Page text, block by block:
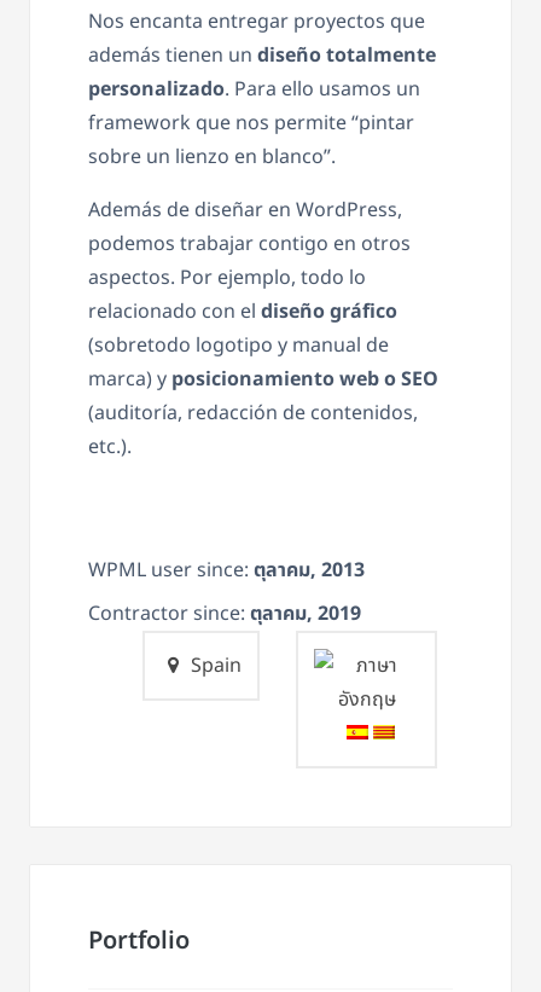
Nos encanta entregar proyectos que
además tienen un diseño totalmente
personalizado. Para ello usamos un
framework que nos permite “pintar
sobre un lienzo en blanco”.
Además de diseñar en WordPress,
podemos trabajar contigo en otros
aspectos. Por ejemplo, todo lo
relacionado con el diseño gráfico
(sobretodo logotipo y manual de
marca) y posicionamiento web o SEO
(auditoría, redacción de contenidos,
etc.).
WPML user since: ตุลาคม, 2013
Contractor since: ตุลาคม, 2019
Spain
Portfolio